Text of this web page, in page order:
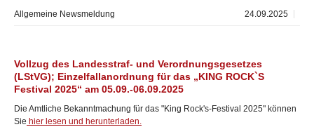
24.09.2025
Allgemeine Newsmeldung
Vollzug des Landesstraf- und Verordnungsgesetzes
(LStVG); Einzelfallanordnung für das „KING ROCK`S
Festival 2025“ am 05.09.-06.09.2025
Die Amtliche Bekanntmachung für das "King Rock's-Festival 2025" können
Sie hier lesen und herunterladen.